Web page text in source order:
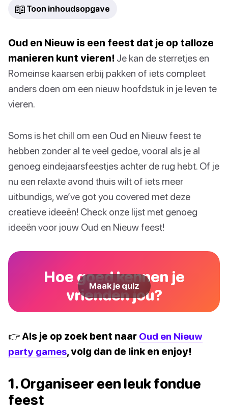
📖 Toon inhoudsopgave
Oud en Nieuw is een feest dat je op talloze
manieren kunt vieren! Je kan de sterretjes en
Romeinse kaarsen erbij pakken of iets compleet
anders doen om een nieuw hoofdstuk in je leven te
vieren.
Soms is het chill om een Oud en Nieuw feest te
hebben zonder al te veel gedoe, vooral als je al
genoeg eindejaarsfeestjes achter de rug hebt. Of je
nu een relaxte avond thuis wilt of iets meer
uitbundigs, we’ve got you covered met deze
creatieve ideeën! Check onze lijst met genoeg
ideeën voor jouw Oud en Nieuw feest!
Hoe goed kennen je
vrienden jou?
Maak je quiz
👉 Als je op zoek bent naar Oud en Nieuw
party games, volg dan de link en enjoy!
1. Organiseer een leuk fondue
feest